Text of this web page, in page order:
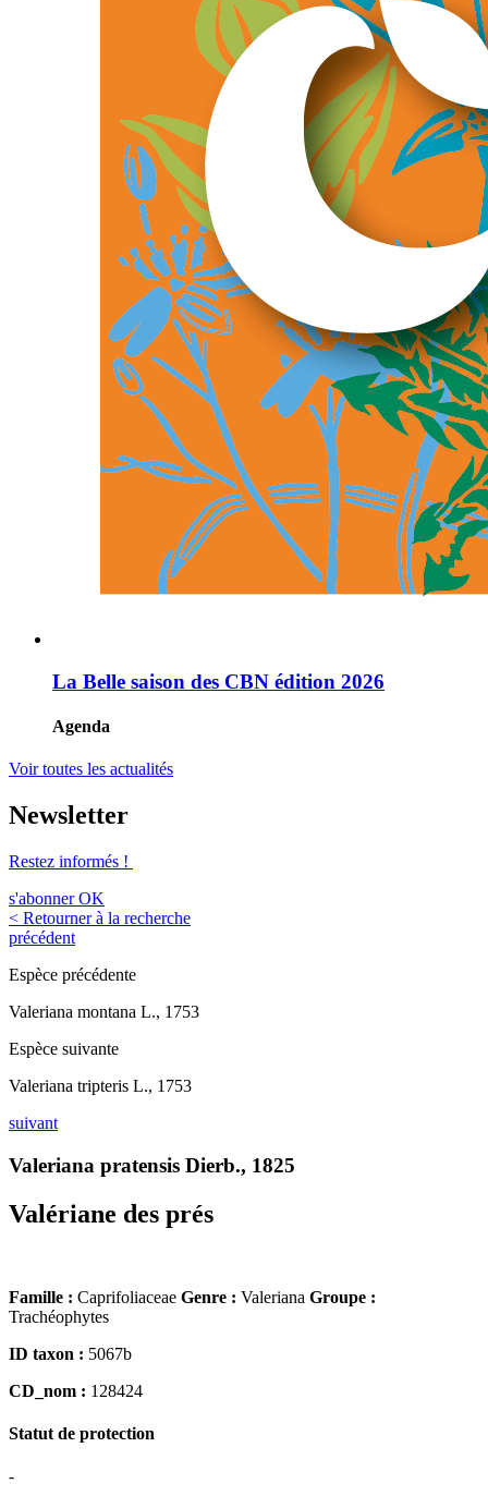
La Belle saison des CBN édition 2026
Agenda
Voir toutes les actualités
Newsletter
Restez informés !
s'abonner OK
< Retourner à la recherche
précédent
Espèce précédente
Valeriana montana L., 1753
Espèce suivante
Valeriana tripteris L., 1753
suivant
Valeriana pratensis Dierb., 1825
Valériane des prés
Famille : Caprifoliaceae Genre : Valeriana Groupe :
Trachéophytes
ID taxon : 5067b
CD_nom : 128424
Statut de protection
-